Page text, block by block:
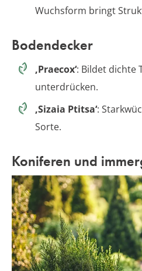
Wuchsform bringt
Bodendecker
‚Praecox‘: Bildet dichte
unterdrücken.
‚Sizaia Ptitsa‘:
Sorte.
Koniferen und